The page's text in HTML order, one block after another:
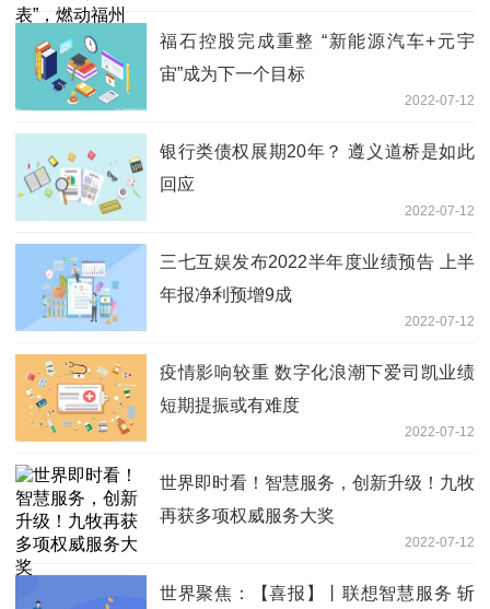
福石控股完成重整 “新能源汽车+元宇
宙”成为下一个目标
2022-07-12
银行类债权展期20年？ 遵义道桥是如此
回应
2022-07-12
三七互娱发布2022半年度业绩预告 上半
年报净利预增9成
2022-07-12
疫情影响较重 数字化浪潮下爱司凯业绩
短期提振或有难度
2022-07-12
世界即时看！智慧服务，创新升级！九牧
再获多项权威服务大奖
2022-07-12
世界聚焦：【喜报】丨联想智慧服务 斩